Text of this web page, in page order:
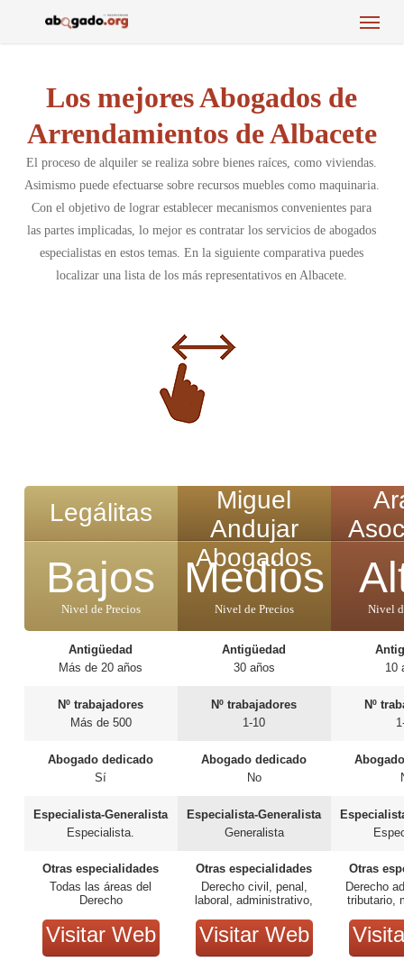
Menu
Los mejores Abogados de
Arrendamientos de Albacete
El proceso de alquiler se realiza sobre bienes raíces, como viviendas.
Asimismo puede efectuarse sobre recursos muebles como maquinaria.
Con el objetivo de lograr establecer mecanismos convenientes para
las partes implicadas, lo mejor es contratar los servicios de abogados
especialistas en estos temas. En la siguiente comparativa puedes
localizar una lista de los más representativos en Albacete.
Legálitas
Bajos
Nivel de Precios
Antigüedad
Más de 20 años
Nº trabajadores
Más de 500
Abogado dedicado
Sí
Especialista-Generalista
Especialista.
Otras especialidades
Todas las áreas del
Derecho
Visitar Web
Miguel
Andujar
Abogados
Medios
Nivel de Precios
Antigüedad
30 años
Nº trabajadores
1-10
Abogado dedicado
No
Especialista-Generalista
Generalista
Otras especialidades
Derecho civil, penal,
laboral, administrativo,
Visitar Web
Nivel
10
Nº
Otras
Derecho
tributario,